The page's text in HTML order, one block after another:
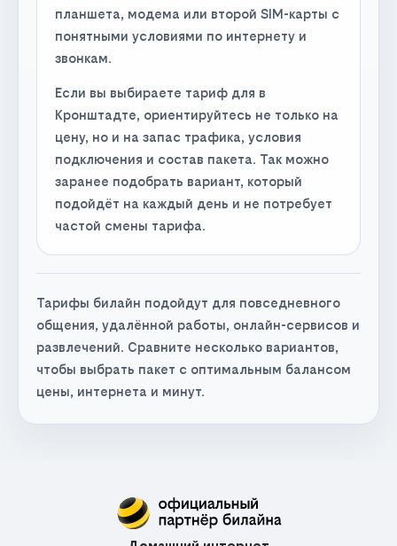
планшета, модема или второй SIM-карты с
понятными условиями по интернету и
звонкам.
Если вы выбираете тариф для в
Кронштадте, ориентируйтесь не только на
цену, но и на запас трафика, условия
подключения и состав пакета. Так можно
заранее подобрать вариант, который
подойдёт на каждый день и не потребует
частой смены тарифа.
Тарифы билайн подойдут для повседневного
общения, удалённой работы, онлайн-сервисов и
развлечений. Сравните несколько вариантов,
чтобы выбрать пакет с оптимальным балансом
цены, интернета и минут.